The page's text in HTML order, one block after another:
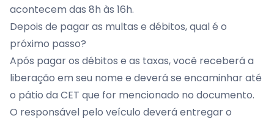
acontecem das 8h às 16h.
Depois de pagar as multas e débitos, qual é o
próximo passo?
Após pagar os débitos e as taxas, você receberá a
liberação em seu nome e deverá se encaminhar até
o pátio da CET que for mencionado no documento.
O responsável pelo veículo deverá entregar o